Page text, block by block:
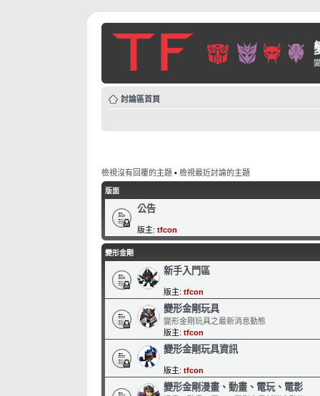
討論區首頁
檢視沒有回覆的主題 • 檢視最近討論的主題
版面
公告
版主: tfcon
變形金剛
新手入門區
版主: tfcon
變形金剛玩具
變形金剛玩具之最新消息動態
版主: tfcon
變形金剛玩具資訊
版主: tfcon
變形金剛漫畫、動畫、電玩、電影